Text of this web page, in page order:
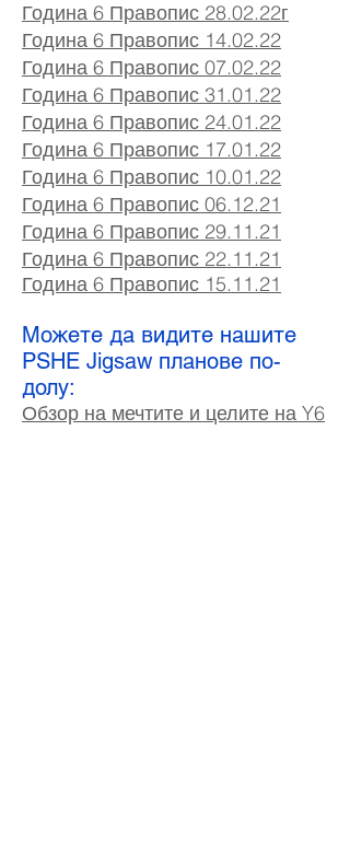
Година 6 Правопис 28.02.22г
Година 6 Правопис 14.02.22
Година 6 Правопис 07.02.22
Година 6 Правопис 31.01.22
Година 6 Правопис 24.01.22
Година 6 Правопис 17.01.22
Година 6 Правопис 10.01.22
Година 6 Правопис 06.12.21
Година 6 Правопис 29.11.21
Година 6 Правопис 22.11.21
Година 6 Правопис 15.11.21
Можете да видите нашите
PSHE Jigsaw планове по-
долу:
Обзор на мечтите и целите на Y6